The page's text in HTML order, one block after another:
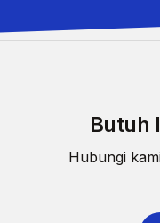
Butuh
Hubungi